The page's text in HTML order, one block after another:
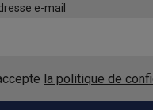
e-mail
la politique de